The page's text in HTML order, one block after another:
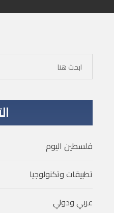
فلسطين اليوم
تطبيقات وتكنولوجيا
عربي ودولي